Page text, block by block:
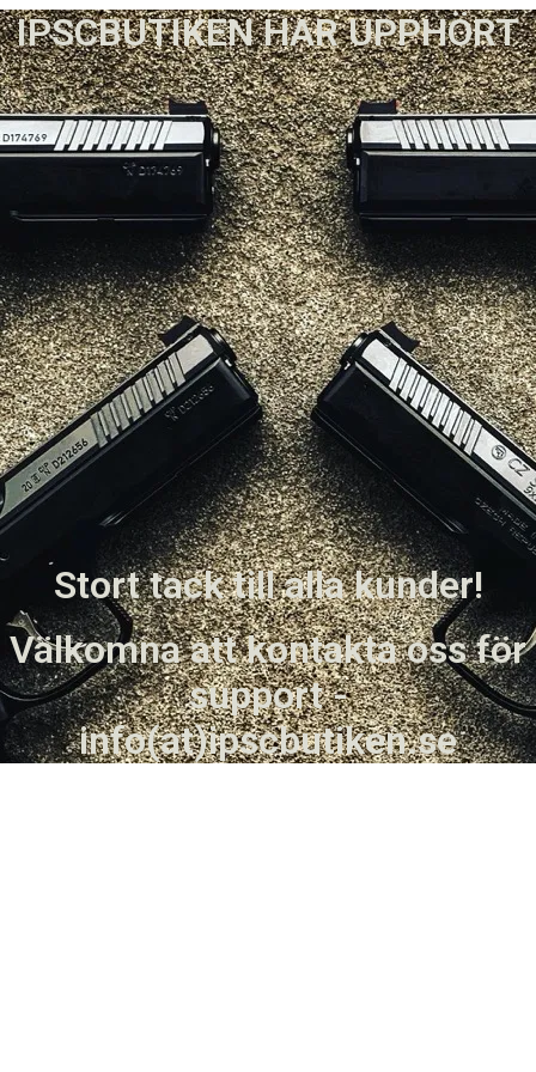
IPSCBUTIKEN HAR UPPHÖRT
Stort tack till alla kunder!
Välkomna att kontakta oss för
support -
info(at)ipscbutiken.se